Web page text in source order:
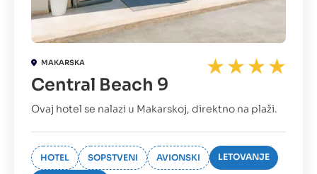
MAKARSKA
Central Beach 9
Ovaj hotel se nalazi u Makarskoj, direktno na plaži.
HOTEL SOPSTVENI AVIONSKI LETOVANJE